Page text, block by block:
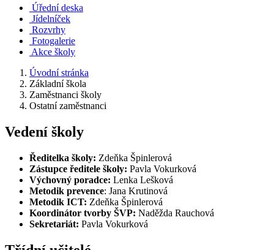
Úřední deska
Jídelníček
Rozvrhy
Fotogalerie
Akce školy
Úvodní stránka
Základní škola
Zaměstnanci školy
Ostatní zaměstnanci
Vedení školy
Ředitelka školy: Zdeňka Špinlerová
Zástupce ředitele školy: Pavla Vokurková
Vý­chov­ný po­rad­ce: Len­ka Leš­ko­vá
Metodik prevence: Jana Krutinová
Me­to­dik ICT: Zdeňka Špin­le­ro­vá
Ko­or­di­ná­tor tvor­by ŠVP: Na­děž­da Rau­cho­vá
Sekretariát: Pavla Vokurková